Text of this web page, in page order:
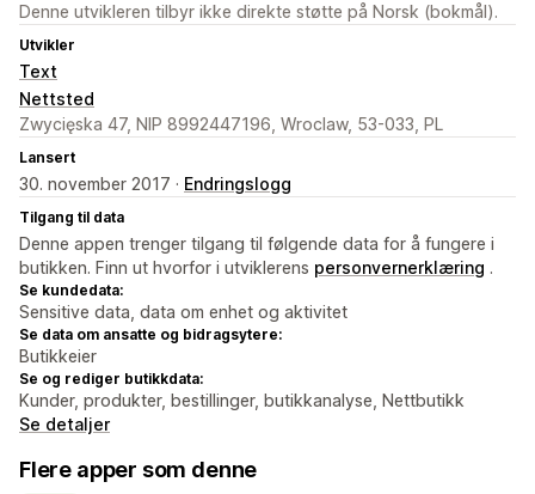
Denne utvikleren tilbyr ikke direkte støtte på Norsk (bokmål).
Utvikler
Text
Nettsted
Zwycięska 47, NIP 8992447196, Wroclaw, 53-033, PL
Lansert
30. november 2017 · Endringslogg
Tilgang til data
Denne appen trenger tilgang til følgende data for å fungere i
butikken. Finn ut hvorfor i utviklerens personvernerklæring .
Se kundedata:
Sensitive data, data om enhet og aktivitet
Se data om ansatte og bidragsytere:
Butikkeier
Se og rediger butikkdata:
Kunder, produkter, bestillinger, butikkanalyse, Nettbutikk
Se detaljer
Flere apper som denne